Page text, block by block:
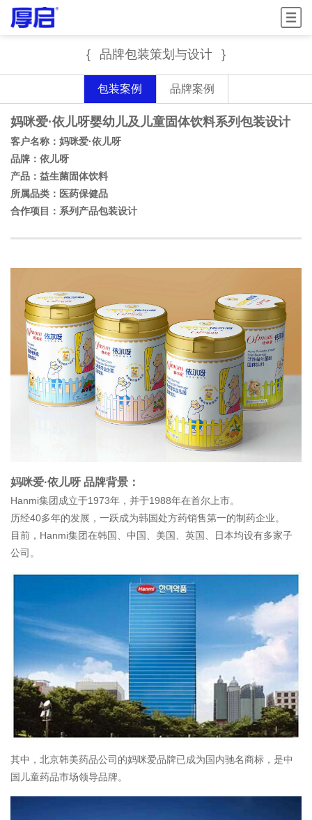
{ 品牌包装策划与设计 }
包装案例 品牌案例
妈咪爱·依儿呀婴幼儿及儿童固体饮料系列包装设计
客户名称： 妈咪爱·依儿呀
品牌： 依儿呀
产品：益生菌固体饮料
所属品类：医药保健品
合作项目：系列产品包装设计
妈咪爱·依儿呀 品牌背景：
Hanmi集团成立于1973年，并于1988年在首尔上市。
历经40多年的发展，一跃成为韩国处方药销售第一的制药企业。
目前，Hanmi集团在韩国、中国、美国、英国、日本均设有多家子
公司。
其中，北京韩美药品公司的妈咪爱品牌已成为国内驰名商标，是中
国儿童药品市场领导品牌。